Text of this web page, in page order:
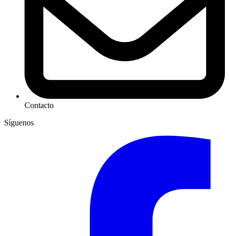
Contacto
Síguenos